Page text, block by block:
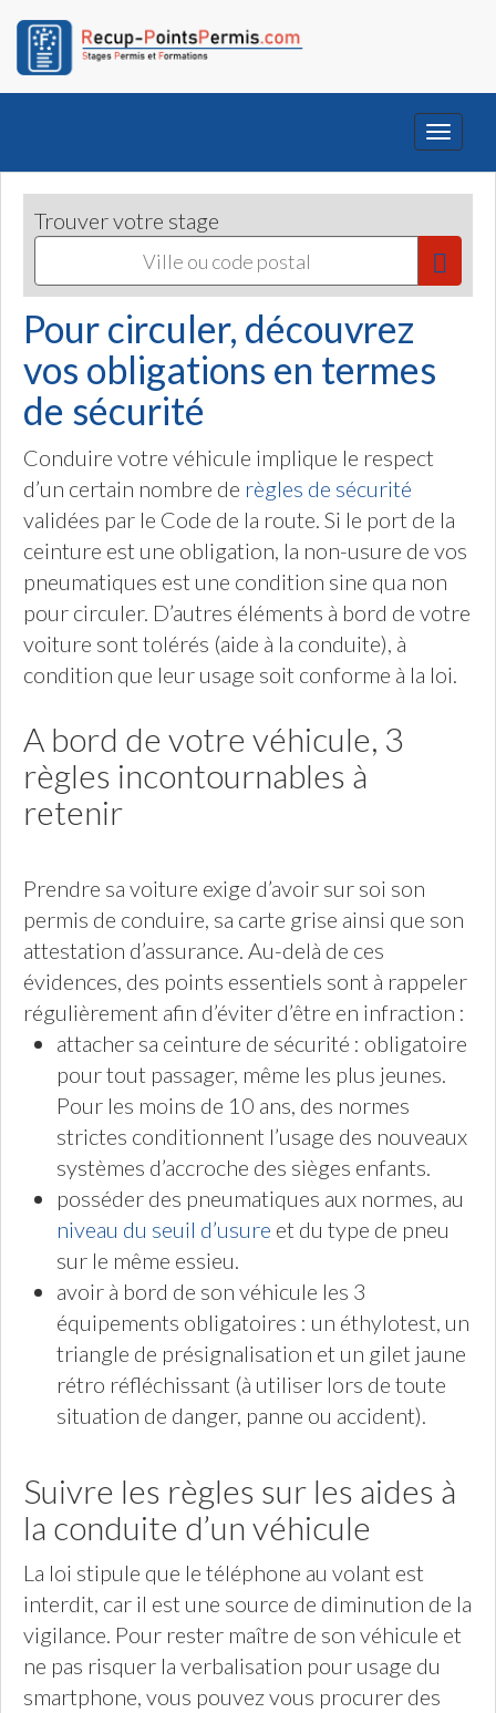
Toggle
Trouver votre stage
Pour circuler, découvrez
vos obligations en termes
de sécurité
Conduire votre véhicule implique le respect
d’un certain nombre de règles de sécurité
validées par le Code de la route. Si le port de la
ceinture est une obligation, la non-usure de vos
pneumatiques est une condition sine qua non
pour circuler. D’autres éléments à bord de votre
voiture sont tolérés (aide à la conduite), à
condition que leur usage soit conforme à la loi.
A bord de votre véhicule, 3
règles incontournables à
retenir
Prendre sa voiture exige d’avoir sur soi son
permis de conduire, sa carte grise ainsi que son
attestation d’assurance. Au-delà de ces
évidences, des points essentiels sont à rappeler
régulièrement afin d’éviter d’être en infraction :
attacher sa ceinture de sécurité : obligatoire
pour tout passager, même les plus jeunes.
Pour les moins de 10 ans, des normes
strictes conditionnent l’usage des nouveaux
systèmes d’accroche des sièges enfants.
posséder des pneumatiques aux normes, au
niveau du seuil d’usure et du type de pneu
sur le même essieu.
avoir à bord de son véhicule les 3
équipements obligatoires : un éthylotest, un
triangle de présignalisation et un gilet jaune
rétro réfléchissant (à utiliser lors de toute
situation de danger, panne ou accident).
Suivre les règles sur les aides à
la conduite d’un véhicule
La loi stipule que le téléphone au volant est
interdit, car il est une source de diminution de la
vigilance. Pour rester maître de son véhicule et
ne pas risquer la verbalisation pour usage du
smartphone, vous pouvez vous procurer des